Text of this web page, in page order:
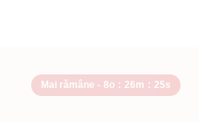
Mai rămâne - 8o : 26m : 23s